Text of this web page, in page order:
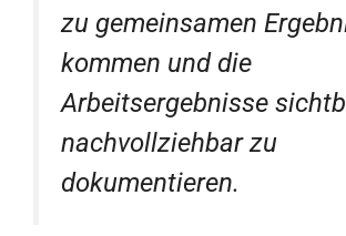
zu gemeinsamen
kommen und die
Arbeitsergebnisse
nachvollziehbar zu
dokumentieren.